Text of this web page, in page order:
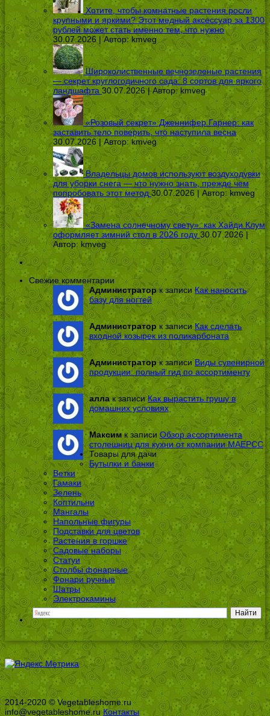
Хотите, чтобы комнатные растения росли
крупными и яркими? Этот медный аксессуар за 1300
рублей может стать именно тем, что нужно
30.07.2026 | Автор:kmveg
Широколиственные вечнозеленые растения
— секрет круглогодичного сада: 8 сортов для яркого
ландшафта 30.07.2026 | Автор:kmveg
«Розовый секрет» Дженнифер Гарнер: как
заставить тело поверить, что наступила весна
30.07.2026 | Автор: kmveg
Владельцы домов используют воздуходувки
для уборки снега — что нужно знать, прежде чем
попробовать этот метод 30.07.2026 | Автор:kmveg
«Замена солнечному свету»: как Хайди Клум
оформляет зимний стол в 2026 году 30.07.2026 |
Автор: kmveg
Свежие комментарии
Администраторк записиКак наносить
базу для ногтей
Администраторк записиКак сделать
входной козырек из поликарбоната
Администраторк записиВиды сувенирной
продукции: полный гид по ассортименту
аллак записиКак вырастить грушу в
домашних условиях
Максимк записиОбзор ассортимента
столешниц для кухни от компании МАЕРСС
Товары для дачи
Бутылки и банки
Ветки
Гамаки
Зелень
Коптильни
Мангалы
Напольные фигуры
Подставки для цветов
Растения в горшке
Садовые наборы
Статуи
Столбы фонарные
Фонари ручные
Шатры
Электрокамины
2014-2020 © Vegetableshome.ru
info@vegetableshome.ru Контакты